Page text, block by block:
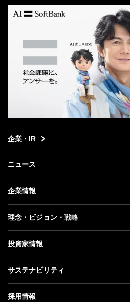
企業・IR
ニュース
ニュース トップ
プレスリリース
更新情報
記者説明会
企業情報
企業情報 トップ
社長メッセージ
事業紹介
ガバナンス
理念・ビジョン・戦略
理念・ビジョン・戦略 トップ
成長戦略「Activate AI for Society」
投資家情報
投資家情報 トップ
経営方針
サステナビリティ
サステナビリティ トップ
採用情報